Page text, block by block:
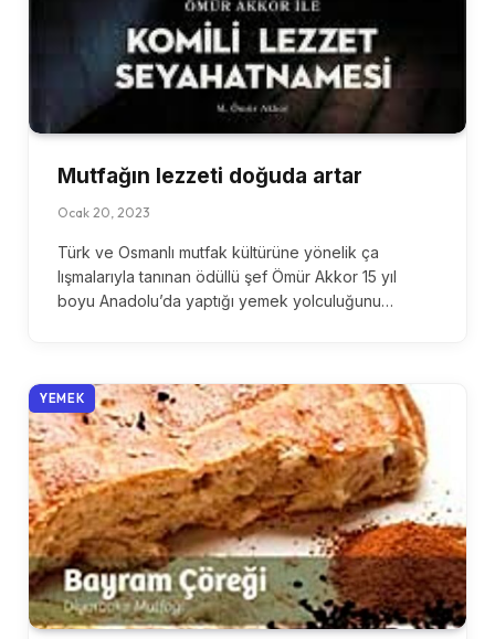
Mutfağın lezzeti doğuda artar
Ocak 20, 2023
Türk ve Osmanlı mutfak kültürüne yönelik ça
lışmalarıyla tanınan ödüllü şef Ömür Akkor 15 yıl
boyu Anadolu’da yaptığı yemek yolculuğunu…
YEMEK